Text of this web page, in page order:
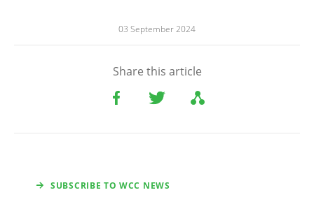
03 September 2024
Share this article
SUBSCRIBE TO WCC NEWS